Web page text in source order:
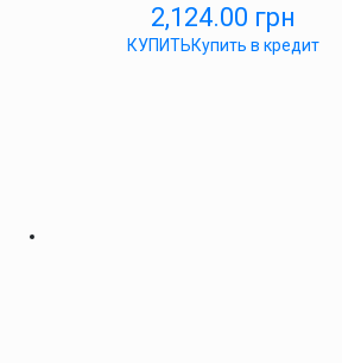
2,124.00 грн
КУПИТЬКупить в кредит